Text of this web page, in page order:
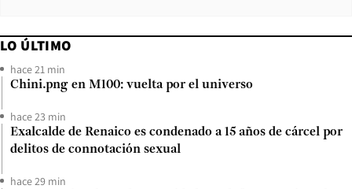
LO ÚLTIMO
hace 21 min
Chini.png en M100: vuelta por el universo
hace 23 min
Exalcalde de Renaico es condenado a 15 años de cárcel por
delitos de connotación sexual
hace 29 min